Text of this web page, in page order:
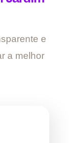
e
a melhor